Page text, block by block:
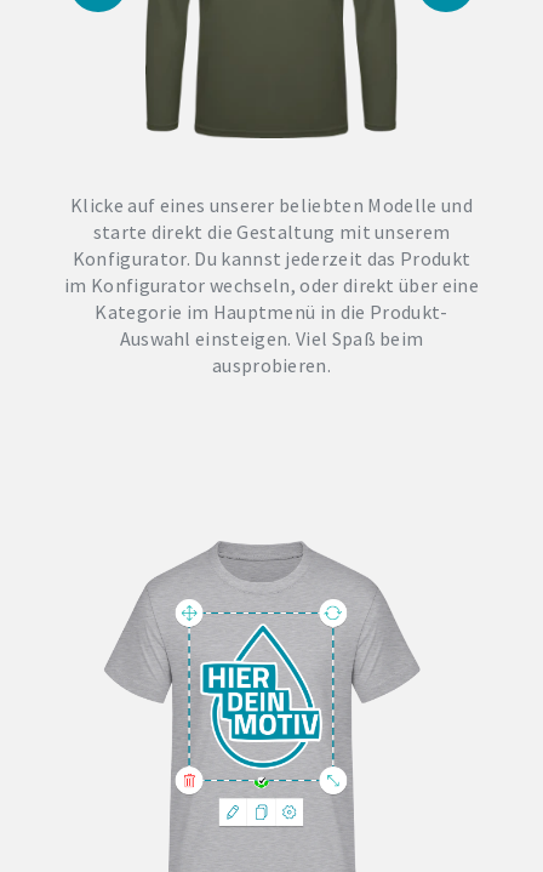
Klicke auf eines unserer beliebten Modelle und
starte direkt die Gestaltung mit unserem
Konfigurator. Du kannst jederzeit das Produkt
im Konfigurator wechseln, oder direkt über eine
Kategorie im Hauptmenü in die Produkt-
Auswahl einsteigen. Viel Spaß beim
ausprobieren.